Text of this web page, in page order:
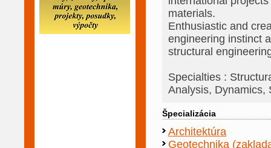
materials.
Enthusiastic and
engineering instinct
structural
Specialties :
Analysis, Dynamics,
Špecializácia
Architektúra
Geotechnika